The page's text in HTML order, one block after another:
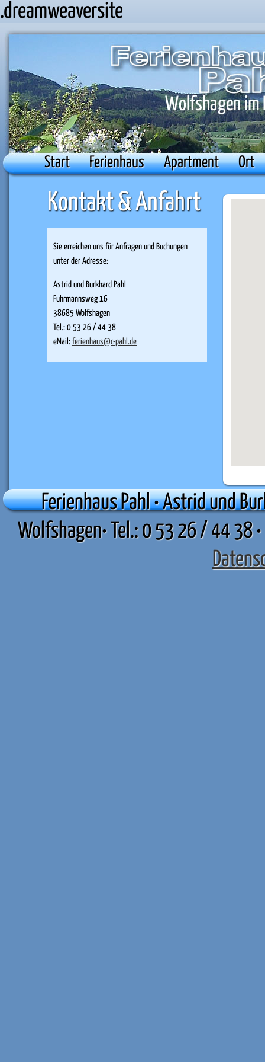
.dreamweaversite
Start Ferienhaus Apartment Ort
Kontakt & Anfahrt
Sie erreichen uns für Anfragen und Buchungen
unter der Adresse:
Astrid und Burkhard Pahl
Fuhrmannsweg 16
38685 Wolfshagen
Tel.: 0 53 26 / 44 38
eMail: ferienhaus@c-pahl.de
Ferienhaus Pahl • Astrid und
Wolfshagen• Tel.: 0 53 26 / 44 38